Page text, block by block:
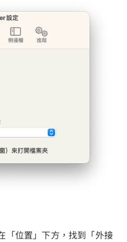
「位置」下方，找到「外接